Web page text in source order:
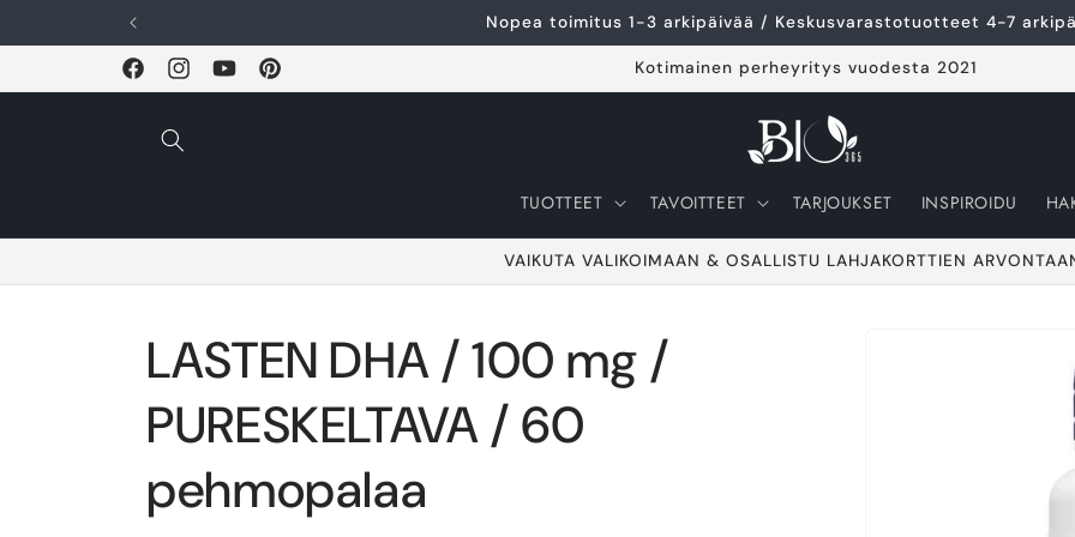
Nopea toimitus 1-3 arkipäivää / Keskusvarastotuotteet 4-7
FacebookInstagramYouTubePinterest
Kotimainen perheyritys vuodesta 2021
TUOTTEET TAVOITTEET TARJOUKSET INSPIROIDU
VAIKUTA VALIKOIMAAN & OSALLISTU LAHJAKORTTIEN
LASTEN DHA / 100 mg /
PURESKELTAVA / 60
pehmopalaa